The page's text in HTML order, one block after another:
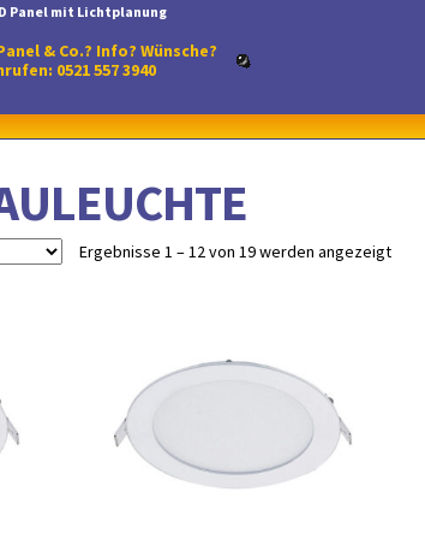
Panel mit Lichtplanung
& Co.? Info? Wünsche?
0521 557 3940
Ergebnisse 1 – 12 von 19 werden angezeigt